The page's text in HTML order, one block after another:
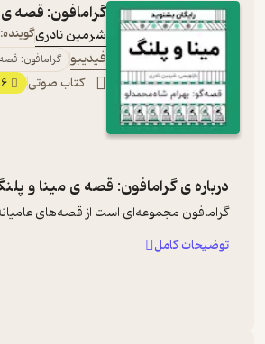
گرامافون: قصه
شرمین نادریگوینده:
فیدیبو گرامافون:
کتاب صوتی
درباره یگرامافون: قصه ی مینا و
گرامافون مجموعه‌ای است از قصه‌های
توضیحات کامل